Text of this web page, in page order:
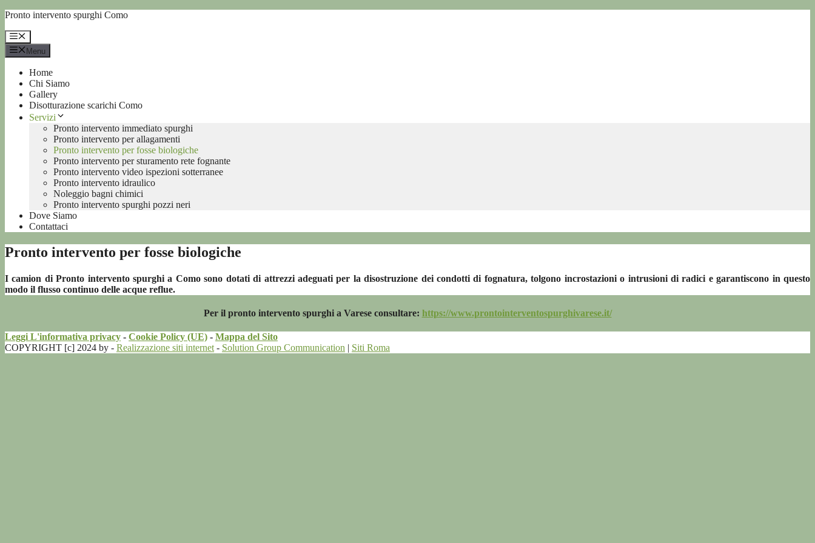
Vai
contenuto
Pronto intervento spurghi Como
Menu
Menu
Home
Chi Siamo
Gallery
Disotturazione scarichi Como
Servizi
Pronto intervento immediato spurghi
Pronto intervento per allagamenti
Pronto intervento per fosse biologiche
Pronto intervento per sturamento rete fognante
Pronto intervento video ispezioni sotterranee
Pronto intervento idraulico
Noleggio bagni chimici
Pronto intervento spurghi pozzi neri
Dove Siamo
Contattaci
Pronto intervento per fosse biologiche
I camion di Pronto intervento spurghi a Como sono dotati di attrezzi adeguati per la disostruzione dei condotti di fognatura, tolgono incrostazioni o intrusioni di radici e garantiscono in questo
modo il flusso continuo delle acque reflue.
Per il pronto intervento spurghi a Varese consultare: https://www.prontointerventospurghivarese.it/
Leggi L'informativa privacy - Cookie Policy (UE) - Mappa del Sito
COPYRIGHT [c] 2024 by - Realizzazione siti internet - Solution Group Communication | Siti Roma